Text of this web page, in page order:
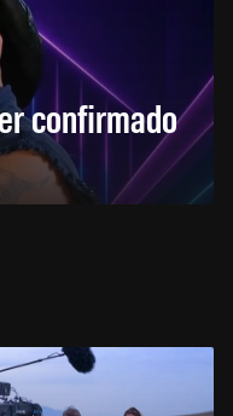
confirmado